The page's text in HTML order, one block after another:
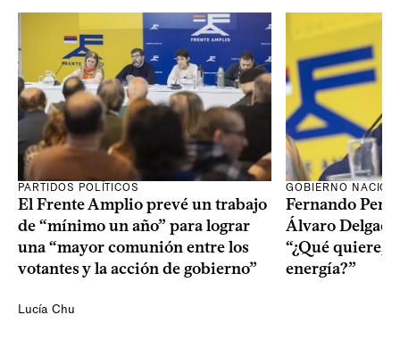
PARTIDOS POLÍTICOS
El Frente Amplio prevé un trabajo
de “mínimo un año” para lograr
una “mayor comunión entre los
votantes y la acción de gobierno”
Lucía Chu
GOBIERNO
Fernando
Álvaro
“¿Qué quiere,
energía?”